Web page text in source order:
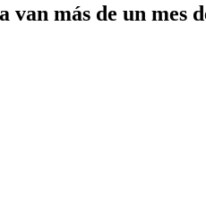
más de un mes